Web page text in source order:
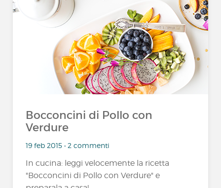
Bocconcini di Pollo con
Verdure
19 feb 2015 • 2 commenti
In cucina: leggi velocemente la ricetta
"Bocconcini di Pollo con Verdure" e